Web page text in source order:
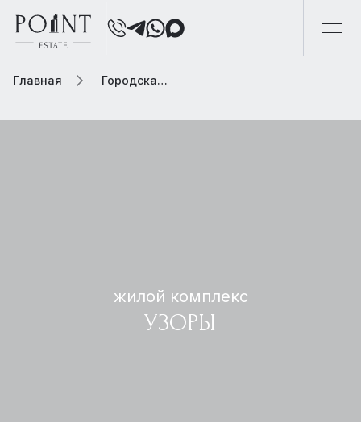
Главная Городская элитная недвижимость
жилой комплекс
УЗОРЫ